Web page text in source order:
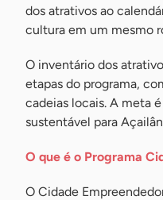
dos atrativos ao
cultura em um mesmo
O inventário dos
etapas do programa,
cadeias locais. A meta
sustentável para
O que é o Programa
O Cidade